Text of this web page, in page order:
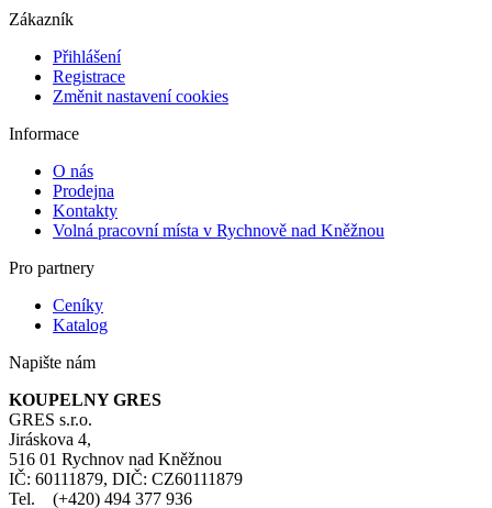
Zákazník
Přihlášení
Registrace
Změnit nastavení cookies
Informace
O nás
Prodejna
Kontakty
Volná pracovní místa v Rychnově nad Kněžnou
Pro partnery
Ceníky
Katalog
Napište nám
KOUPELNY GRES
GRES s.r.o.
Jiráskova 4,
516 01 Rychnov nad Kněžnou
IČ: 60111879, DIČ: CZ60111879
Tel. (+420) 494 377 936